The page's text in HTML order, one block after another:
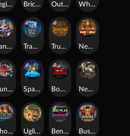
Nexus Fire In The Hole xBomb
Nexus Tombstone RIP
Outsourced: Payday
Book Of Shadows
Tractor Beam
Space Donkey
Land of the Free
Brick Snake 2000
Benji Killed in Vegas
Legion X
Punk Rocker
Whacked
Thor: Hammer Time
True kult
Bushido Way xNudge
Ugliest Catch